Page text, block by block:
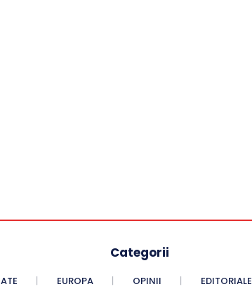
Categorii
EUROPA OPINII EDITORIALE